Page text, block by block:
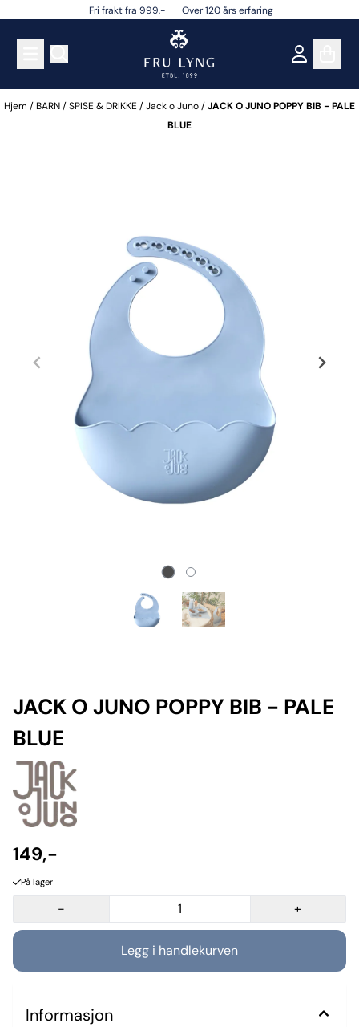
Hopp til innholdFri frakt fra 999,- Over 120 års erfaring
Hjem /BARN/SPISE & DRIKKE /Jack o Juno/JACK O JUNO POPPY BIB - PALE
BLUE
JACK O JUNO POPPY BIB - PALE
BLUE
149,-
På lager
- +
Informasjon